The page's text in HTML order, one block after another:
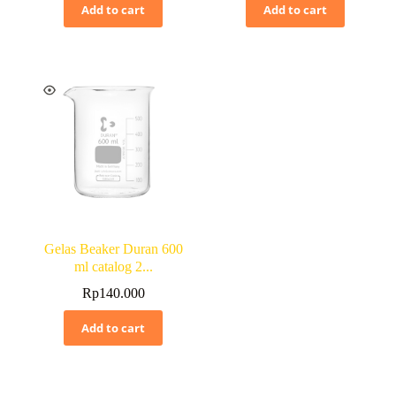
Add to cart Add to cart
Gelas Beaker Duran 600
ml catalog 2...
Rp140.000
Add to cart